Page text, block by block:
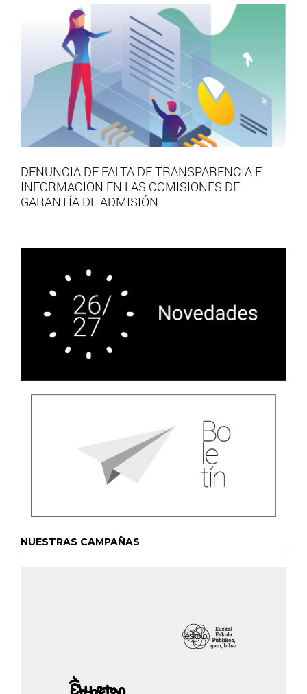
DENUNCIA DE FALTA DE TRANSPARENCIA E
INFORMACION EN LAS COMISIONES DE
GARANTÍA DE ADMISIÓN
NUESTRAS CAMPAÑAS